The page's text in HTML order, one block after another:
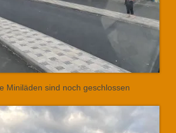
Miniläden sind noch geschlossen